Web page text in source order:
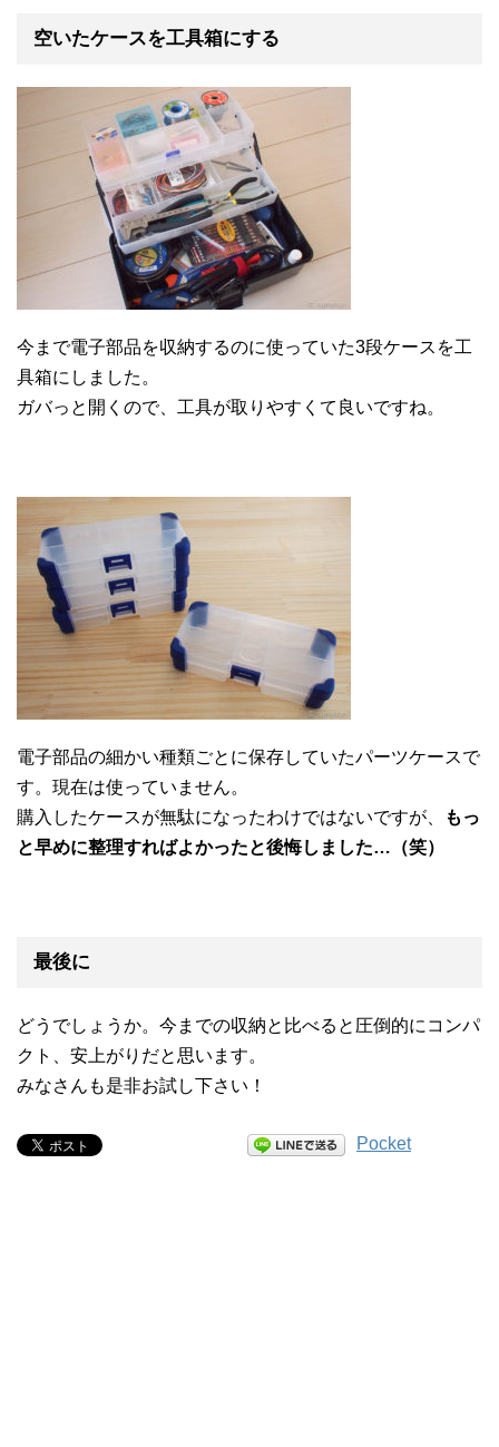
空いたケースを工具箱にする
今まで電子部品を収納するのに使っていた3段ケースを工
具箱にしました。
ガバっと開くので、工具が取りやすくて良いですね。
電子部品の細かい種類ごとに保存していたパーツケースで
す。現在は使っていません。
購入したケースが無駄になったわけではないですが、
もっ
と早めに整理すればよかったと後悔しました…（笑）
最後に
どうでしょうか。今までの収納と比べると圧倒的にコンパ
クト、安上がりだと思います。
みなさんも是非お試し下さい！
Pocket